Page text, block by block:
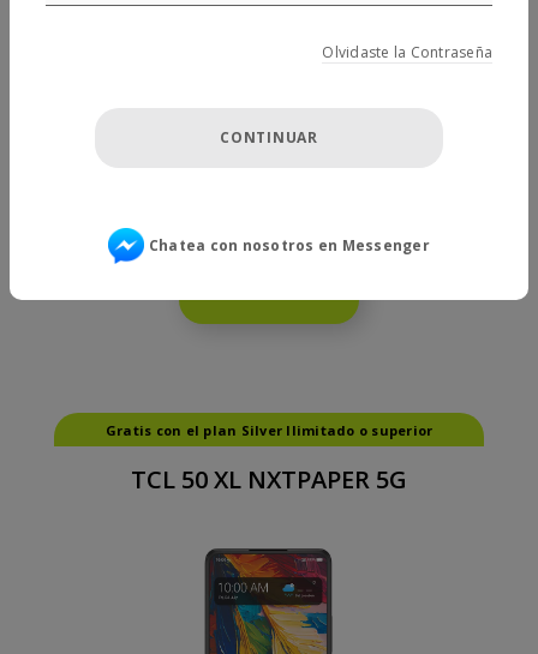
para clientes que califiquen con
Gratis con el plan Silver Ilimitado o superior
TCL 50 XL NXTPAPER 5G
Olvidaste la Contraseña
Chatea con nosotros en Messenger